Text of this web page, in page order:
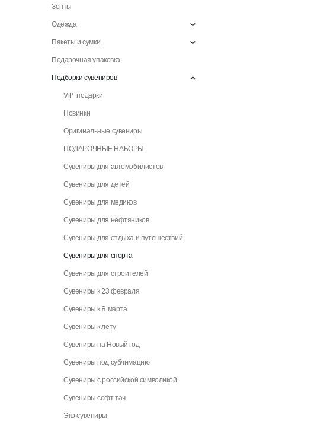
Зонты
Одежда
Пакеты и сумки
Подарочная упаковка
Подборки сувениров
VIP-подарки
Новинки
Оригинальные сувениры
ПОДАРОЧНЫЕ НАБОРЫ
Сувениры для автомобилистов
Сувениры для детей
Сувениры для медиков
Сувениры для нефтяников
Сувениры для отдыха и путешествий
Сувениры для спорта
Сувениры для строителей
Сувениры к 23 февраля
Сувениры к 8 марта
Сувениры к лету
Сувениры на Новый год
Сувениры под сублимацию
Сувениры с российской символикой
Сувениры софт тач
Эко сувениры